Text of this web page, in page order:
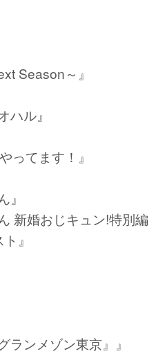
Season～』
ハル』
ってます！』
』
新婚おじキュン!特別編
』
ランメゾン東京』』